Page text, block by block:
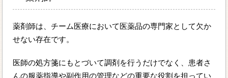
薬剤師は、チーム医療において医薬品の専門家として欠か
せない存在です。
医師の処方箋にもとづいて調剤を行うだけでなく、患者さ
んの服薬指導や副作用の管理などの重要な役割を担ってい